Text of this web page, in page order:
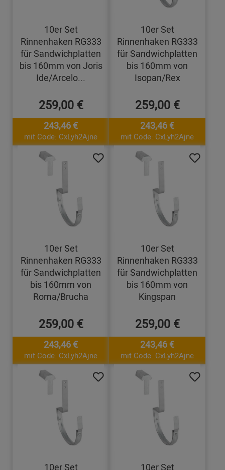
10er Set
Rinnenhaken RG333
für Sandwichplatten
bis 160mm von Joris
Ide/Arcelo...
259,00 €
243,46 €
mit Code: CxLyh2Ajne
10er Set
Rinnenhaken RG333
für Sandwichplatten
bis 160mm von
Isopan/Rex
259,00 €
243,46 €
mit Code: CxLyh2Ajne
10er Set
Rinnenhaken RG333
für Sandwichplatten
bis 160mm von
Roma/Brucha
259,00 €
243,46 €
mit Code: CxLyh2Ajne
10er Set
Rinnenhaken RG333
für Sandwichplatten
bis 160mm von
Kingspan
259,00 €
243,46 €
mit Code: CxLyh2Ajne
10er Set
10er Set